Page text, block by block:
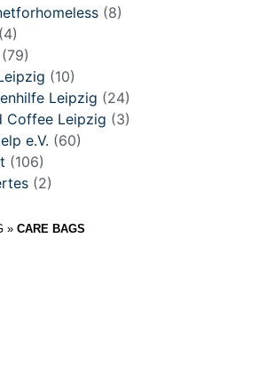
» CARE BAGS
(8)
(4)
(79)
(10)
Leipzig (24)
Coffee Leipzig (3)
e.V. (60)
(106)
(2)